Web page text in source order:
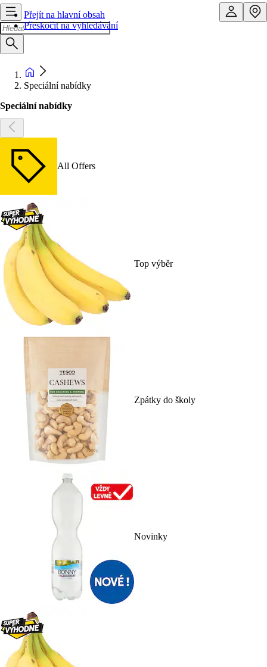
Přejít na hlavní obsah
Přeskočit na vyhledávání
Speciální nabídky
Speciální nabídky
All Offers
Top výběr
Zpátky do školy
Novinky